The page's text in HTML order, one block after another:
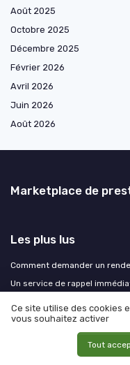
Août 2025
Octobre 2025
Décembre 2025
Février 2026
Avril 2026
Juin 2026
Août 2026
Marketplace de
Les plus lus
Comment demander un
Un service de rappel
Exprimer son
Relation client exemple :
Ce site utilise des cookies
vous souhaitez activer
Tout